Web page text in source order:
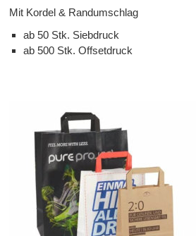
Mit Kordel & Randumschlag
ab 50 Stk. Siebdruck
ab 500 Stk. Offsetdruck